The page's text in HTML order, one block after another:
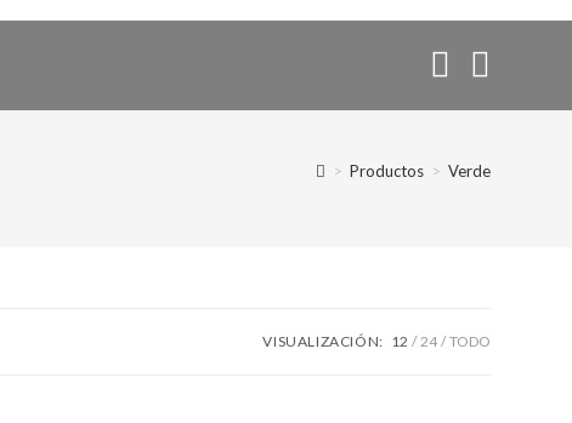
> Productos > Verde
VISUALIZACIÓN: 12 24 TODO